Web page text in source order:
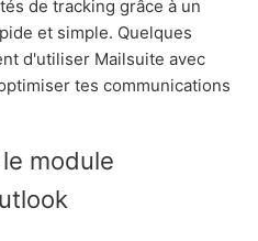
de tracking grâce à un
et simple. Quelques
d'utiliser Mailsuite avec
tes communications
module